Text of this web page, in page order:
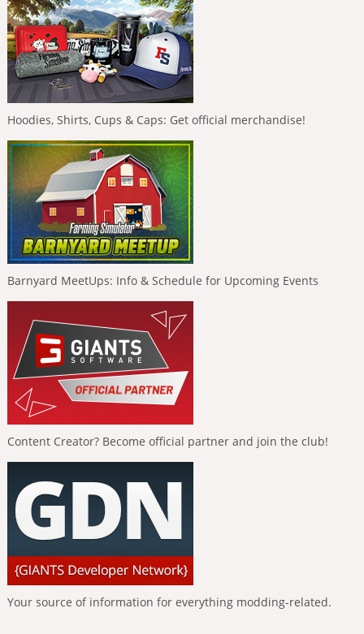
Hoodies, Shirts, Cups & Caps: Get official merchandise!
Barnyard MeetUps: Info & Schedule for Upcoming Events
Content Creator? Become official partner and join the club!
Your source of information for everything modding-related.